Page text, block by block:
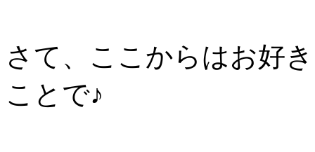
さて、ここからはお好
ことで♪